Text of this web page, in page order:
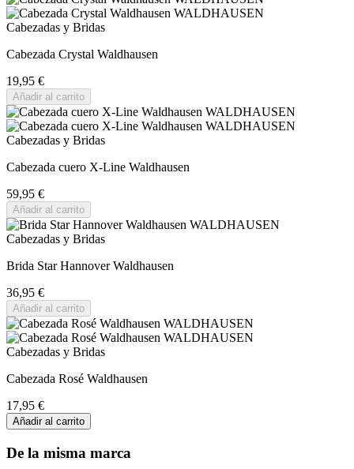
Cabezadas y Bridas
Cabezada Crystal Waldhausen
19,95 €
Añadir al carrito
Cabezadas y Bridas
Cabezada cuero X-Line Waldhausen
59,95 €
Añadir al carrito
Cabezadas y Bridas
Brida Star Hannover Waldhausen
36,95 €
Añadir al carrito
Cabezadas y Bridas
Cabezada Rosé Waldhausen
17,95 €
Añadir al carrito
De la misma marca